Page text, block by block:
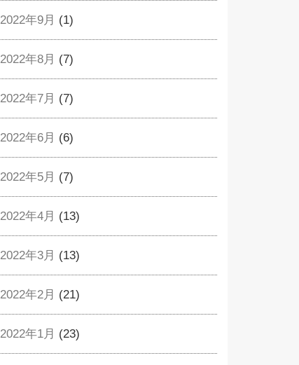
2022年9月 (1)
2022年8月 (7)
2022年7月 (7)
2022年6月 (6)
2022年5月 (7)
2022年4月 (13)
2022年3月 (13)
2022年2月 (21)
2022年1月 (23)